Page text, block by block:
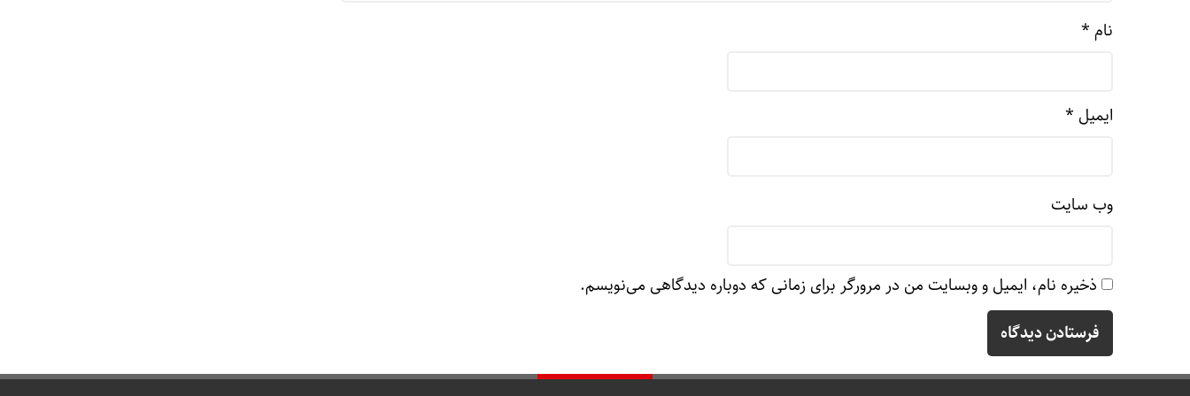
نام *
ایمیل *
وب‌ سایت
ذخیره نام، ایمیل و وبسایت من در مرورگر برای زمانی که دوباره دیدگاهی می‌نویسم.